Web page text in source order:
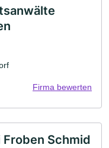
Firma bewerten
Schmid